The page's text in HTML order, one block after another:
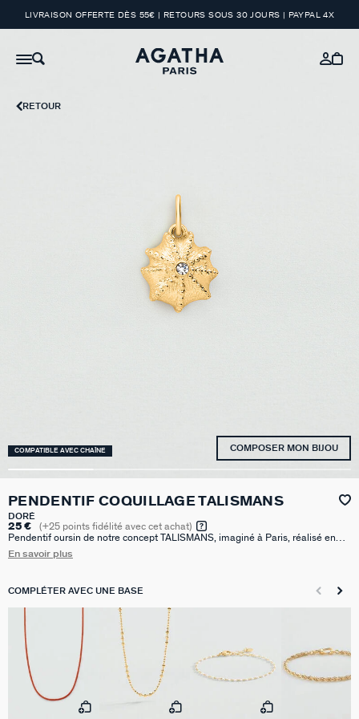
LIVRAISON OFFERTE DÈS 55€ | RETOURS SOUS 30 JOURS | PAYPAL 4X
RETOUR
COMPOSER MON BIJOU
COMPATIBLE AVEC CHAÎNE
PENDENTIF COQUILLAGE TALISMANS
DORÉ
25 € (+25 points fidélité avec cet achat)
Pendentif oursin de notre concept TALISMANS, imaginé à Paris, réalisé en
laiton doré à l'or 750/1000e - 18 carats et orné d'un oxyde de zirconium.
En savoir plus
COMPLÉTER AVEC UNE BASE